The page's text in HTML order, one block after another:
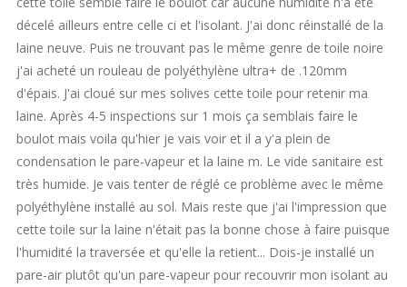
décelé ailleurs entre celle ci et l'isolant. J'ai donc réinstallé de la
laine neuve. Puis ne trouvant pas le même genre de toile noire
j'ai acheté un rouleau de polyéthylène ultra+ de .120mm
d'épais. J'ai cloué sur mes solives cette toile pour retenir ma
laine. Après 4-5 inspections sur 1 mois ça semblais faire le
boulot mais voila qu'hier je vais voir et il a y'a plein de
condensation le pare-vapeur et la laine m. Le vide sanitaire est
très humide. Je vais tenter de réglé ce problème avec le même
polyéthylène installé au sol. Mais reste que j'ai l'impression que
cette toile sur la laine n'était pas la bonne chose à faire puisque
l'humidité la traversée et qu'elle la retient... Dois-je installé un
pare-air plutôt qu'un pare-vapeur pour recouvrir mon isolant au